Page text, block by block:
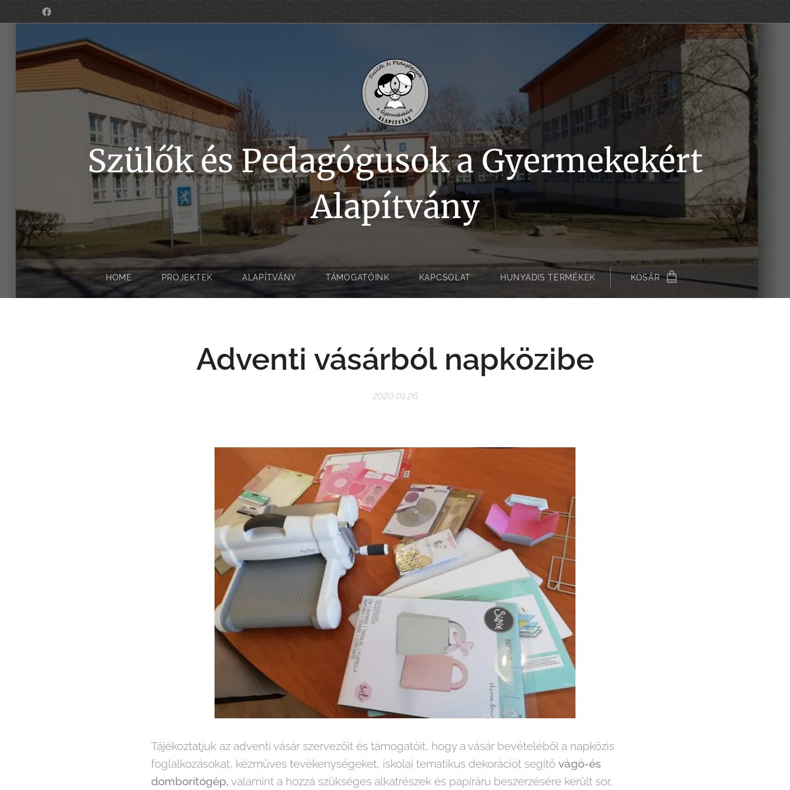
Szülők és Pedagógusok a Gyermekekért
Alapítvány
HOME PROJEKTEK ALAPÍTVÁNY TÁMOGATÓINK KAPCSOLAT HUNYADIS TERMÉKEK KOSÁR
Adventi vásárból napközibe
2020.01.26
Tájékoztatjuk az adventi vásár szervezőit és támogatóit, hogy a vásár bevételéből a napközis
foglalkozásokat, kézműves tevékenységeket, iskolai tematikus dekorációt segítő vágó-és
domborítógép, valamint a hozzá szükséges alkatrészek és papíráru beszerzésére került sor,